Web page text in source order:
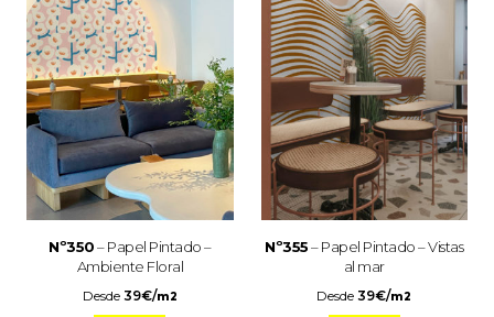
Nº350– Papel Pintado –
Ambiente Floral
Desde 39€/m2
Nº355– Papel Pintado – Vistas
al mar
Desde39€/m2